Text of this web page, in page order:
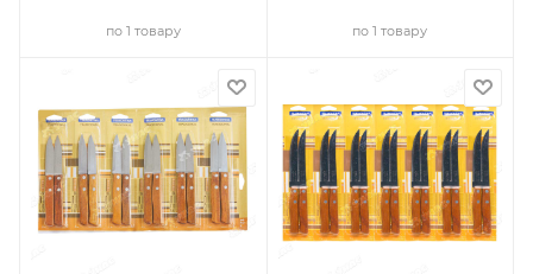
по 1 товару по 1 товару